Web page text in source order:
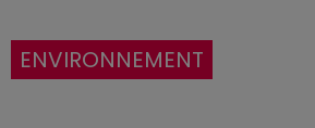
ENVIRONNEMENT